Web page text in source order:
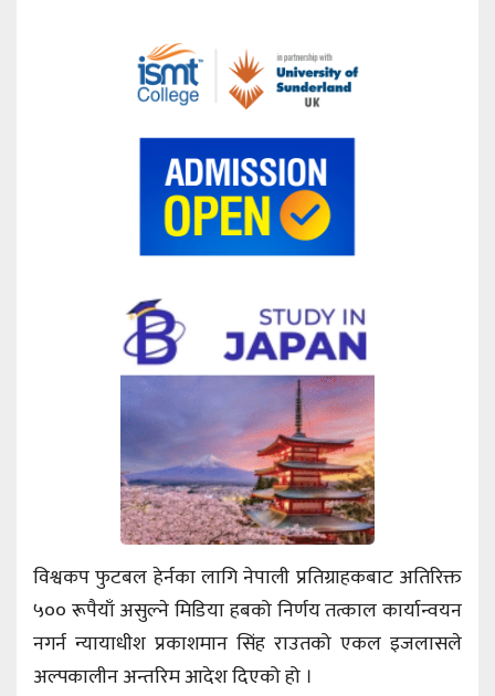
विश्वकप फुटबल हेर्नका लागि नेपाली प्रतिग्राहकबाट अतिरिक्त
५०० रूपैयाँ असुल्ने मिडिया हबको निर्णय तत्काल कार्यान्वयन
नगर्न न्यायाधीश प्रकाशमान सिंह राउतको एकल इजलासले
अल्पकालीन अन्तरिम आदेश दिएको हो ।